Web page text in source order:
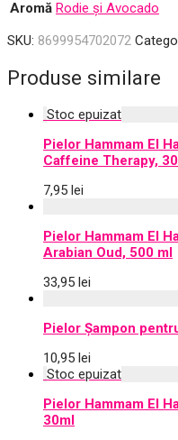
Aromă Rodie și Avocado
SKU: 8699954702072
Produse similare
Pielor Hammam El
Caffeine Therapy,
7,95 lei
Pielor Hammam El
Arabian Oud, 500 ml
33,95 lei
Pielor Șampon
10,95 lei
Pielor Hammam El
30ml